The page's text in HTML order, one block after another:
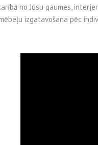
no Jūsu gaumes,
izgatavošana pēc